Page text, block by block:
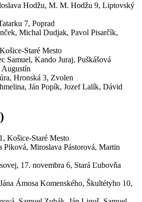
Hodžu, M. M. Hodžu 9, Liptovský
7, Poprad
Michal Dudjak, Pavol Pisarčík,
Staré Mesto
Samuel, Kando Juraj, Puškášová
Hronská 3, Zvolen
Ján Popík, Jozef Lalík, Dávid
Košice-Staré Mesto
Piková, Miroslava Pástorová, Martin
17. novembra 6, Stará Ľubovňa
Ámosa Komenského, Škultétyho 10,